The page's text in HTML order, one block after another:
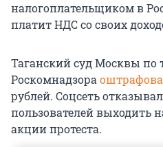
налогоплательщиком в
платит НДС со своих
Таганский суд Москвы по
Роскомнадзора
рублей. Соцсеть
пользователей выходить
акции протеста.